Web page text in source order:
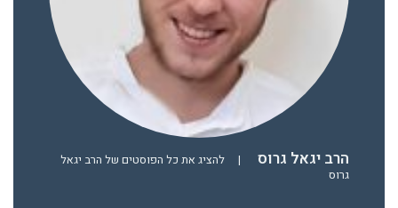
הרב יגאל גרוס |
להציג את כל הפוסטים של הרב יגאל
גרוס